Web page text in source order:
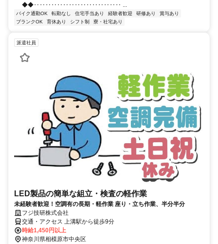
◆◆‥‥‥‥‥‥‥‥‥‥‥‥‥‥‥ ...
バイク通勤OK 転勤なし 住宅手当あり 経験者歓迎 研修あり
賞与あり
ブランクOK
育休あり シフト制 寮・社宅あり
派遣社員
LED製品の簡単な組立・検査の軽作業
未経験者歓迎！空調有の長期・軽作業 座り・立ち作業、半分半分
フジ技研株式会社
交通・アクセス 上溝駅から徒歩9分
時給1,450円以上
神奈川県相模原市中央区